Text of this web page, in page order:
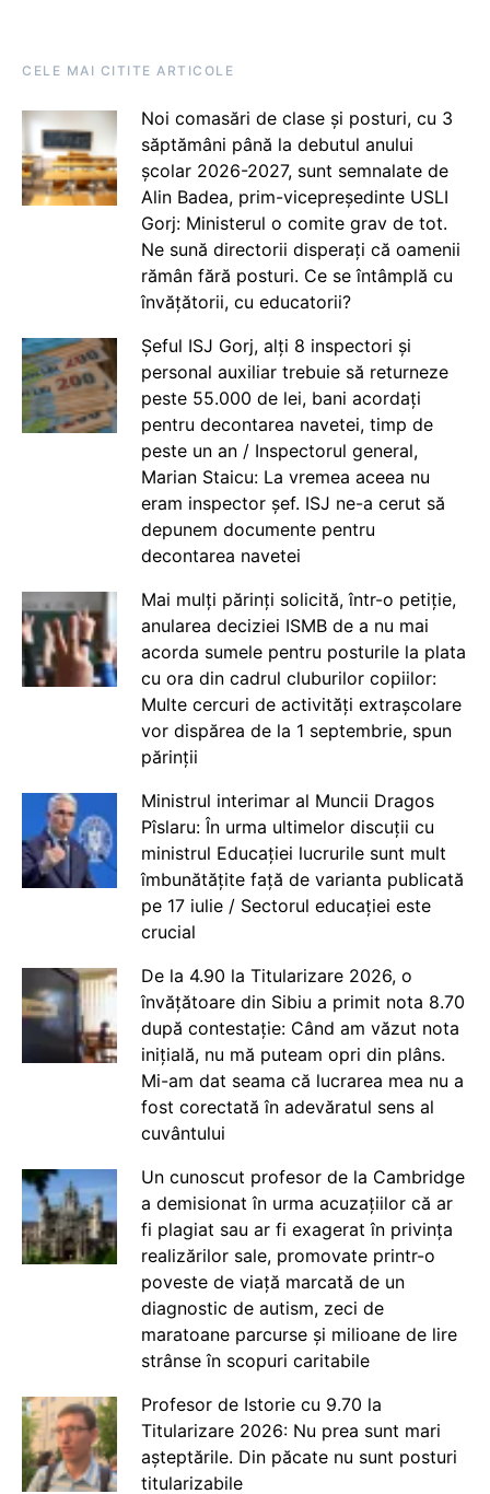
CELE MAI CITITE ARTICOLE
Noi comasări de clase și posturi, cu 3
săptămâni până la debutul anului
școlar 2026-2027, sunt semnalate de
Alin Badea, prim-vicepreședinte USLI
Gorj: Ministerul o comite grav de tot.
Ne sună directorii disperați că oamenii
rămân fără posturi. Ce se întâmplă cu
învățătorii, cu educatorii?
Șeful ISJ Gorj, alți 8 inspectori și
personal auxiliar trebuie să returneze
peste 55.000 de lei, bani acordați
pentru decontarea navetei, timp de
peste un an / Inspectorul general,
Marian Staicu: La vremea aceea nu
eram inspector șef. ISJ ne-a cerut să
depunem documente pentru
decontarea navetei
Mai mulți părinți solicită, într-o petiție,
anularea deciziei ISMB de a nu mai
acorda sumele pentru posturile la plata
cu ora din cadrul cluburilor copiilor:
Multe cercuri de activități extrașcolare
vor dispărea de la 1 septembrie, spun
părinții
Ministrul interimar al Muncii Dragos
Pîslaru: În urma ultimelor discuții cu
ministrul Educației lucrurile sunt mult
îmbunătățite față de varianta publicată
pe 17 iulie / Sectorul educației este
crucial
De la 4.90 la Titularizare 2026, o
învățătoare din Sibiu a primit nota 8.70
după contestație: Când am văzut nota
inițială, nu mă puteam opri din plâns.
Mi-am dat seama că lucrarea mea nu a
fost corectată în adevăratul sens al
cuvântului
Un cunoscut profesor de la Cambridge
a demisionat în urma acuzațiilor că ar
fi plagiat sau ar fi exagerat în privința
realizărilor sale, promovate printr-o
poveste de viață marcată de un
diagnostic de autism, zeci de
maratoane parcurse și milioane de lire
strânse în scopuri caritabile
Profesor de Istorie cu 9.70 la
Titularizare 2026: Nu prea sunt mari
așteptările. Din păcate nu sunt posturi
titularizabile